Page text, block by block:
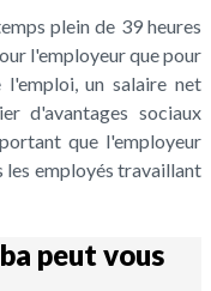
plein de 39 heures
l'employeur que pour
un salaire net
d'avantages sociaux
que l'employeur
les employés travaillant
peut vous